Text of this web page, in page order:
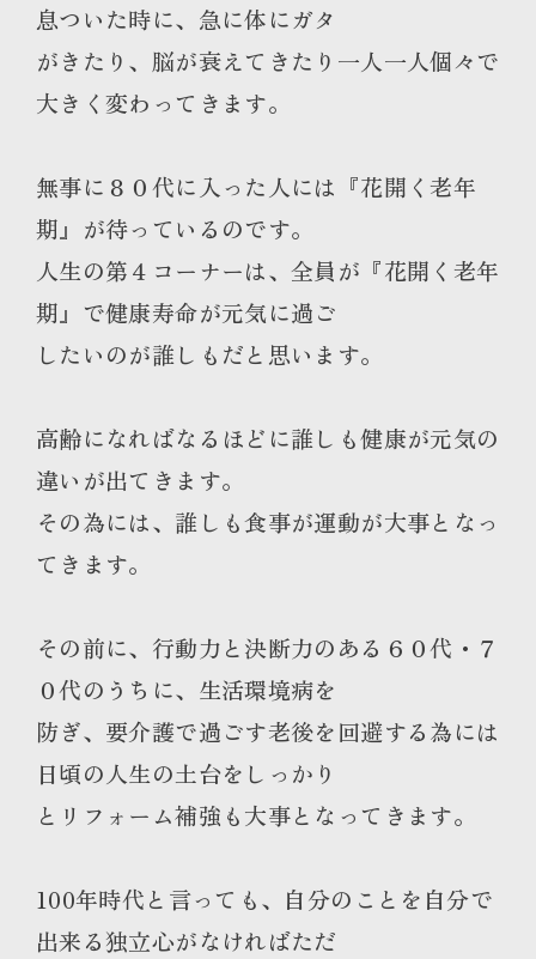
息ついた時に、急に体にガタ
がきたり、脳が衰えてきたり一人一人個々で
大きく変わってきます。
無事に８０代に入った人には『花開く老年
期』が待っているのです。
人生の第４コーナーは、全員が『花開く老年
期』で健康寿命が元気に過ご
したいのが誰しもだと思います。
高齢になればなるほどに誰しも健康が元気の
違いが出てきます。
その為には、誰しも食事が運動が大事となっ
てきます。
その前に、行動力と決断力のある６０代・７
０代のうちに、生活環境病を
防ぎ、要介護で過ごす老後を回避する為には
日頃の人生の土台をしっかり
とリフォーム補強も大事となってきます。
100年時代と言っても、自分のことを自分で
出来る独立心がなければただ